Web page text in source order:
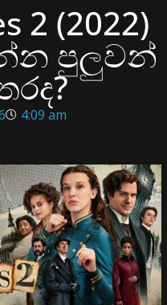
2 (2022)
පුලුවන්
4:09 am